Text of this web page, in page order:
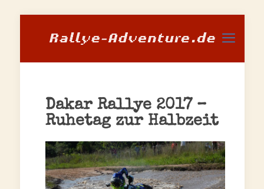
Dakar Rallye 2017 –
Ruhetag zur Halbzeit